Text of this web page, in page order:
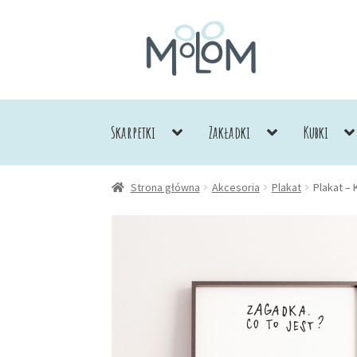
Przejdź
do
nawigacji
Przejdź
do
treści
Skarpetki Zakładki Kubki
Strona główna Akcesoria Plakat Plakat –